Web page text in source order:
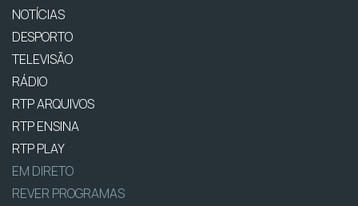
NOTÍCIAS
DESPORTO
TELEVISÃO
RÁDIO
RTP ARQUIVOS
RTP ENSINA
RTP PLAY
EM DIRETO
REVER PROGRAMAS